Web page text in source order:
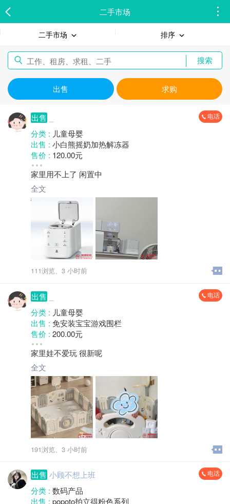
二手市场
二手市场 排序
搜索
出售 求购
出售 电话
分类 : 儿童母婴
出售 : 小白熊摇奶加热解冻器
售价 : 120.00元
成色 :
地区 :柘荣县 双城镇
家里用不上了 闲置中
全文
111浏览、 3 小时前
出售 电话
分类 : 儿童母婴
出售 : 免安装宝宝游戏围栏
售价 : 200.00元
成色 :
地区 :柘荣县 双城镇
家里娃不爱玩 很新呢
全文
191浏览、 3 小时前
出售 小顾不想上班 电话
分类 : 数码产品
出售 : popoto拍立得粉色系列